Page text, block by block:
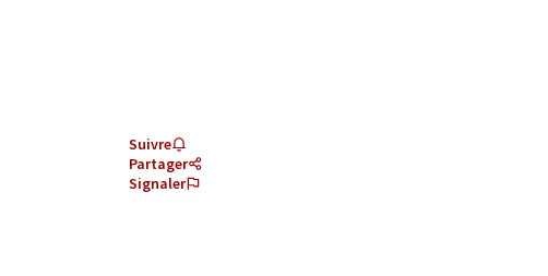
Suivre
Partager
Signaler